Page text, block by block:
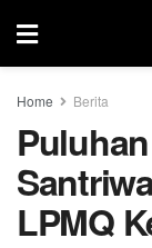
Home Berita
LPMQ